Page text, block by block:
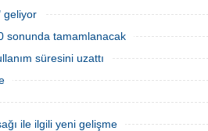
kilometre ve üzeri mesafede alınacak
geliyor
sonunda tamamlanacak
süresini uzattı
ile ilgili yeni gelişme